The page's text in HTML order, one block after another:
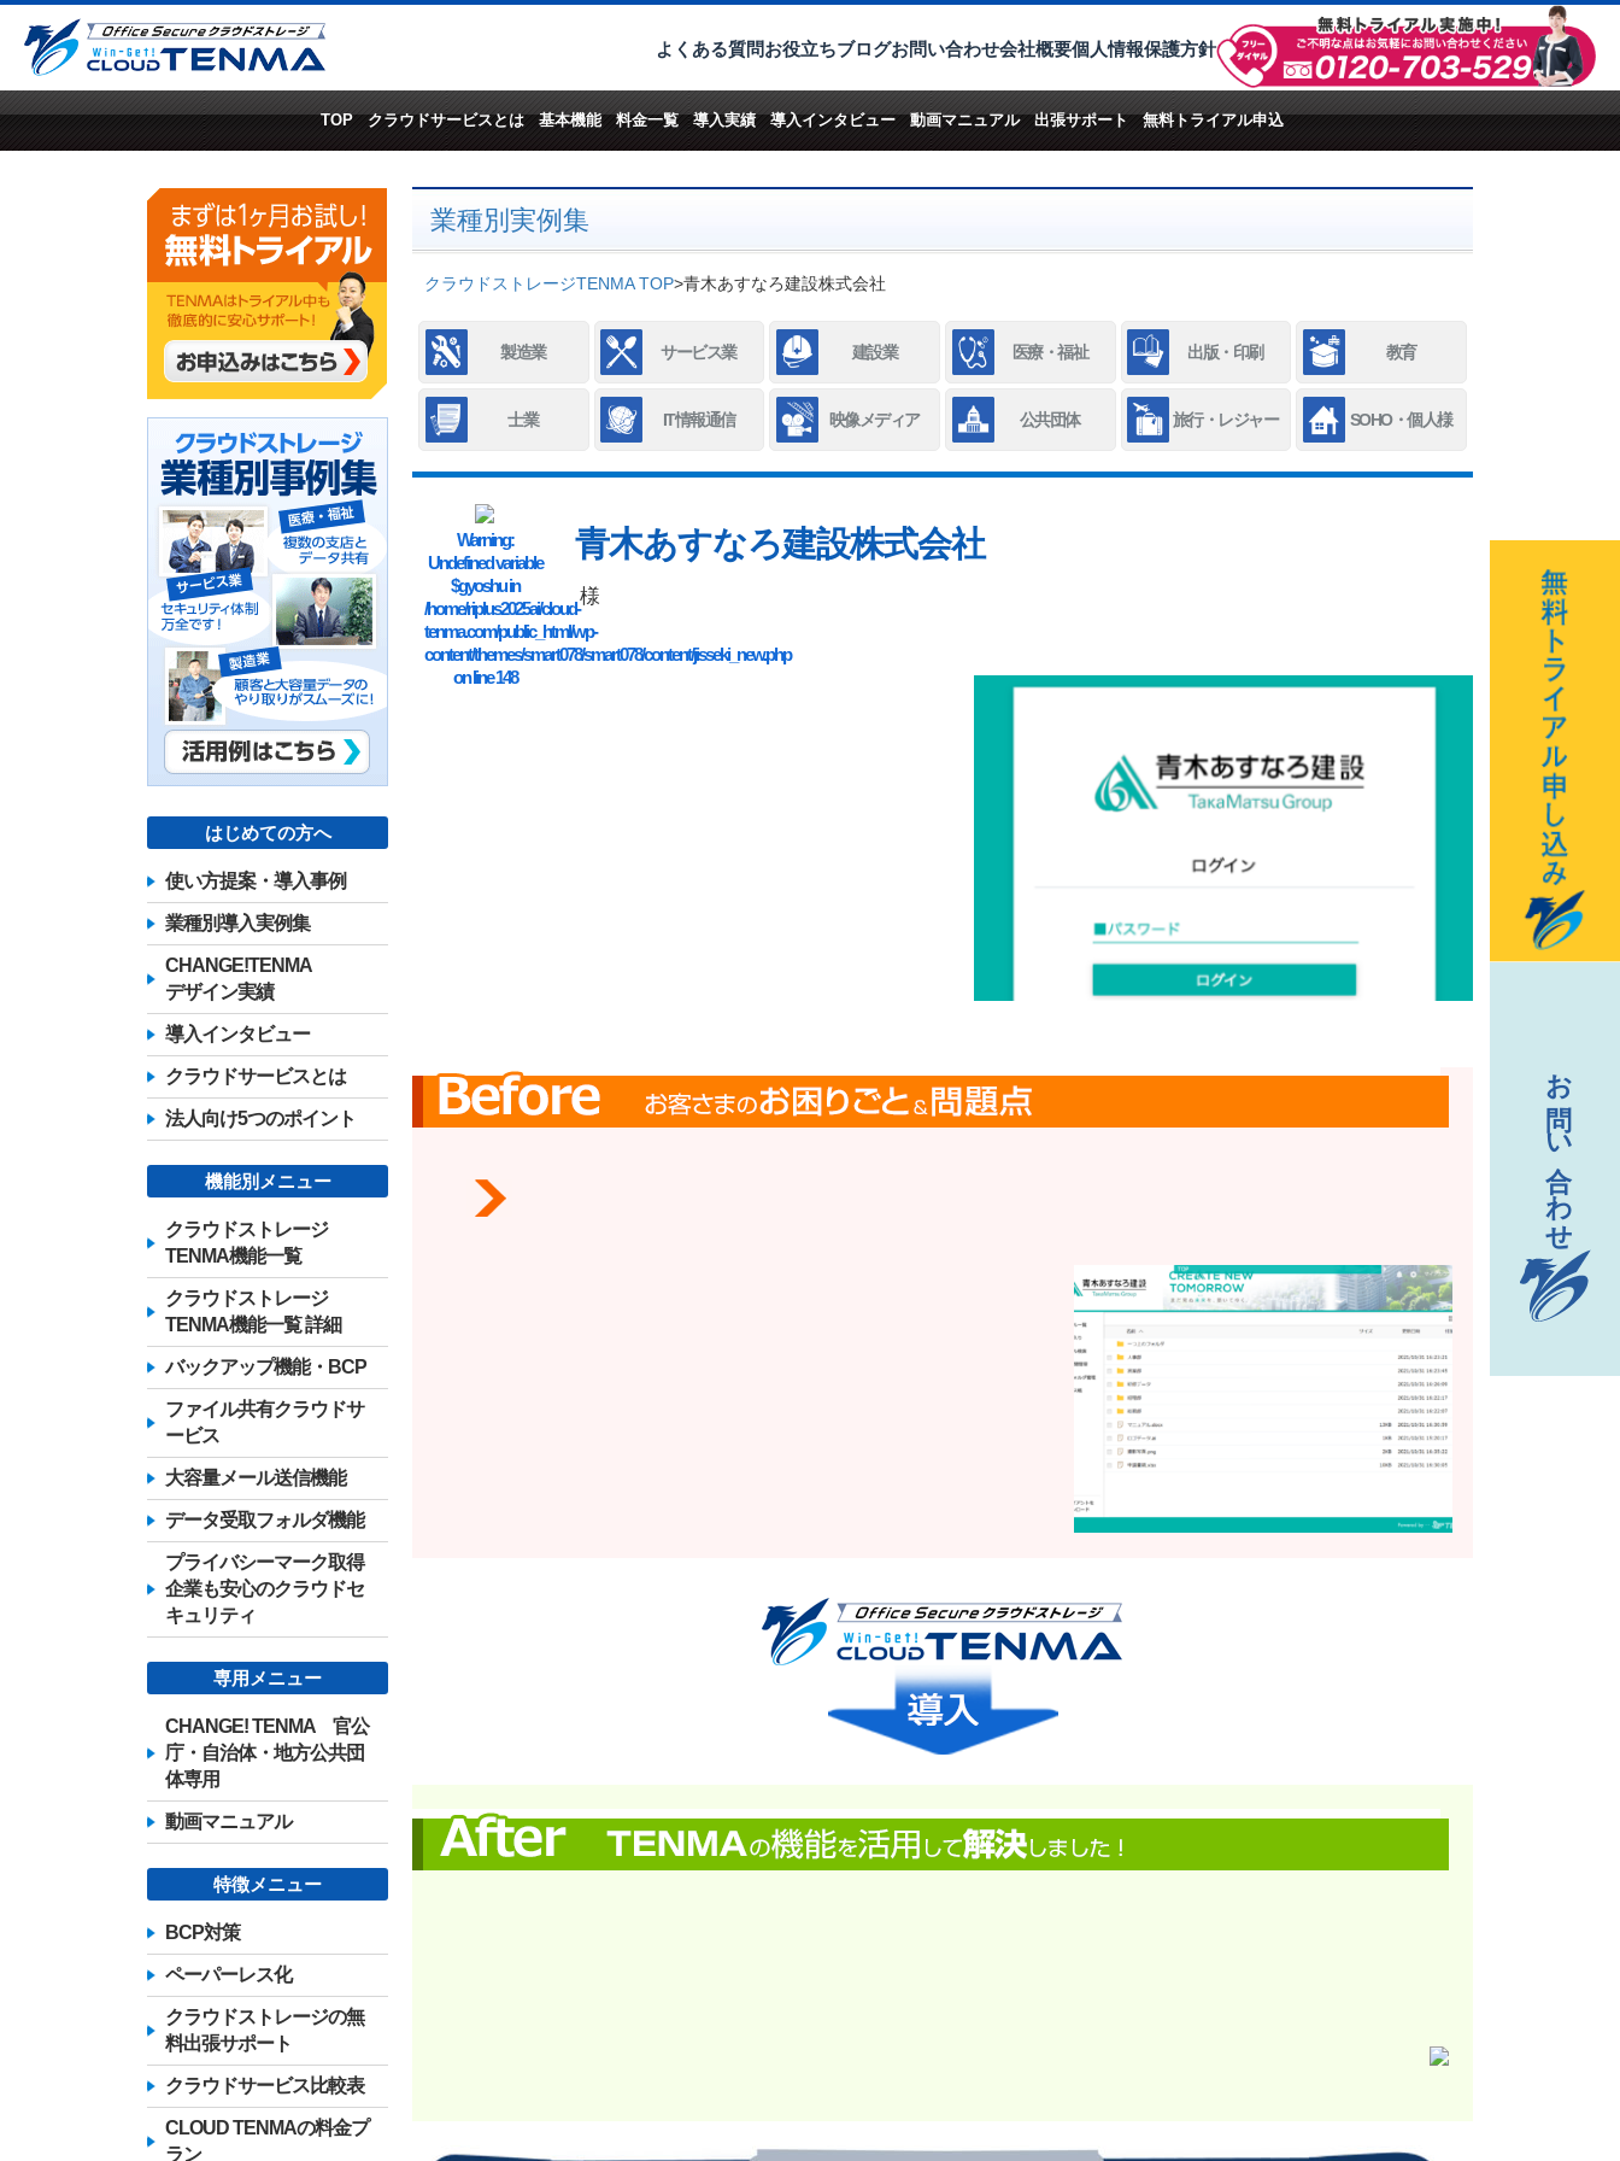
よくある質問お役立ちブログお問い合わせ会社概要個人情報保護方針
TOP クラウドサービスとは 基本機能 料金一覧 導入実績 導入インタビュー 動画マニュアル 出張サポート 無料トライアル申込
業種別実例集
クラウドストレージTENMA TOP>青木あすなろ建設株式会社
製造業 サービス業 建設業 医療・福祉 出版・印刷 教育
士業 IT情報通信 映像メディア 公共団体 旅行・レジャー SOHO・個人様
Warning:
Undefined variable
$gyoshu in
/home/riplus2025ai/cloud-
tenma.com/public_html/wp-
content/themes/smart078/smart078/content/jisseki_new.php
on line148
青木あすなろ建設株式会社
様
はじめての方へ
使い方提案・導入事例
業種別導入実例集
CHANGE!TENMA
デザイン実績
導入インタビュー
クラウドサービスとは
法人向け5つのポイント
機能別メニュー
クラウドストレージ
TENMA機能一覧
クラウドストレージ
TENMA機能一覧 詳細
バックアップ機能・BCP
ファイル共有クラウドサ
ービス
大容量メール送信機能
データ受取フォルダ機能
プライバシーマーク取得
企業も安心のクラウドセ
キュリティ
専用メニュー
CHANGE! TENMA 官公
庁・自治体・地方公共団
体専用
動画マニュアル
特徴メニュー
BCP対策
ペーパーレス化
クラウドストレージの無
料出張サポート
クラウドサービス比較表
CLOUD TENMAの料金プ
ラン